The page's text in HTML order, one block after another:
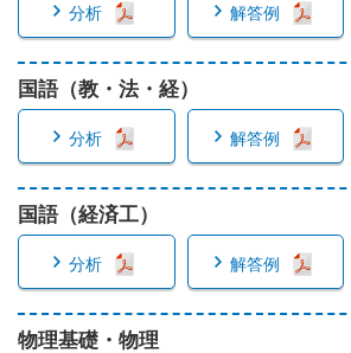
分析 解答例
国語（教・法・経）
分析 解答例
国語（経済工）
分析 解答例
物理基礎・物理